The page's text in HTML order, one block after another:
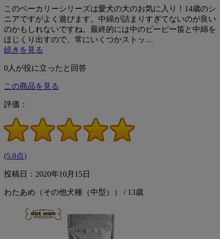
このベーカリーシリーズは愛犬の大のお気に入り！14歳のシ
ニアですがよく遊びます。中綿が詰まりすぎてないのが良い
のかもしれないですね。最終的には中のピーピー笛と中綿を
ほじくり出すので、常にいくつかストッ…
続きを見る
0人が役に立ったと回答
この商品を見る
評価：
(5.0点)
投稿日：2020年10月15日
わたあめ（その他犬種（中型）） / 13歳